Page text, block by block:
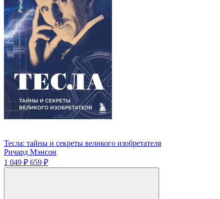
Тесла: тайны и секреты великого изобретателя
Ричард Мэнсон
1 049 ₽ 659 ₽